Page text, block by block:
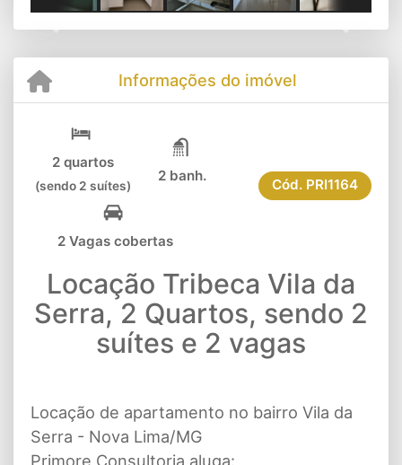
Informações do imóvel
2 quartos
(sendo 2 suítes)
2 banh.
2 Vagas cobertas
Cód. PRI1164
Locação Tribeca Vila da
Serra, 2 Quartos, sendo 2
suítes e 2 vagas
Locação de apartamento no bairro Vila da
Serra - Nova Lima/MG
Primore Consultoria aluga: